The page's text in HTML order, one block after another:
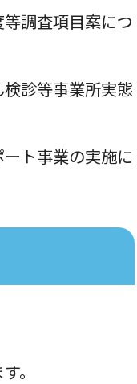
等調査項目案につ
検診等事業所実態
ート事業の実施に
。